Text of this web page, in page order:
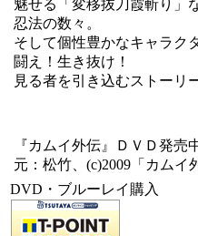
魅せる「変移抜刀霞斬り」
忍法の数々。
そして個性豊かなキャラク
闘え！生き抜け！
見る者を引き込むストーリ
『カムイ外伝』ＤＶＤ発売
元：松竹、(c)2009「カムイ
DVD・ブルーレイ購入